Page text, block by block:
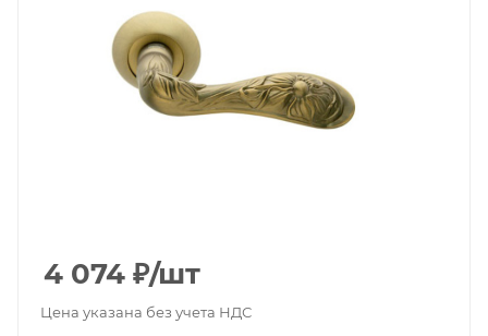
4 074 ₽/шт
Цена указана без учета НДС